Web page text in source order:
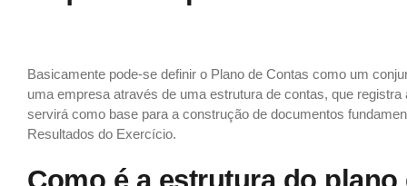
Basicamente pode-se definir o Plano de Contas como um
uma empresa através de uma estrutura de contas, que
servirá como base para a construção de documentos
Resultados do Exercício.
Como é a estrutura do